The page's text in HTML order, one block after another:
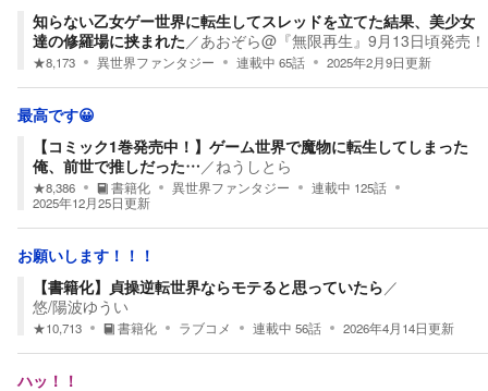
知らない乙女ゲー世界に転生してスレッドを立てた結果、美少女
達の修羅場に挟まれた／あおぞら@『無限再生』9月13日頃発売！
★8,173 異世界ファンタジー 連載中 65話 2025年2月9日更新
最高です😀
【コミック1巻発売中！】ゲーム世界で魔物に転生してしまった
俺、前世で推しだった…／ねうしとら
★8,386 書籍化 異世界ファンタジー 連載中 125話
2025年12月25日更新
お願いします！！！
【書籍化】貞操逆転世界ならモテると思っていたら／
悠/陽波ゆうい
★10,713 書籍化 ラブコメ 連載中 56話 2026年4月14日更新
ハッ！！